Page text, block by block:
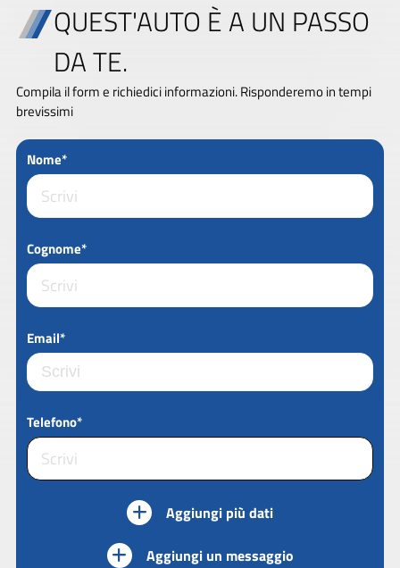
QUEST'AUTO È A UN PASSO
DA TE.
Compila il form e richiedici informazioni. Risponderemo in tempi
brevissimi
Nome*
Cognome*
Email*
Telefono*
Aggiungi più dati
Aggiungi un messaggio